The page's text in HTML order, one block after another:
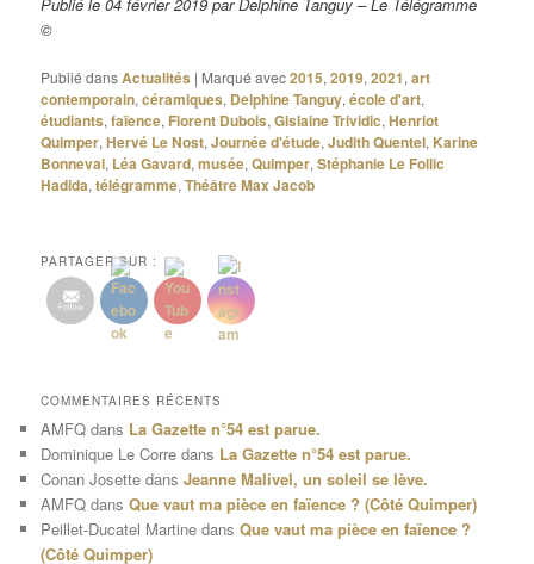
©
Publié dansActualités | Marqué avec2015,2019,2021,art
contemporain,céramiques, Delphine Tanguy,école d'art,
étudiants,faïence, Florent Dubois,Gislaine Trividic,Henriot
Quimper,Hervé Le Nost,Journée d'étude,Judith Quentel, Karine
Bonneval, Léa Gavard,musée,Quimper,Stéphanie Le Follic
Hadida,télégramme,Théâtre Max Jacob
PARTAGER SUR :
COMMENTAIRES RÉCENTS
AMFQ dans La Gazette n°54 est parue.
Dominique Le Corre dans La Gazette n°54 est parue.
Conan Josette dansJeanne Malivel, un soleil se lève.
AMFQ dansQue vaut ma pièce en faïence ? (Côté Quimper)
Peillet-Ducatel Martine dansQue vaut ma pièce en faïence ?
(Côté Quimper)